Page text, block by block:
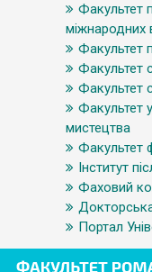
Факультет
міжнародних
Факультет
Факультет
Факультет
Факультет
мистецтва
Факультет
Інститут
Фаховий
Портал